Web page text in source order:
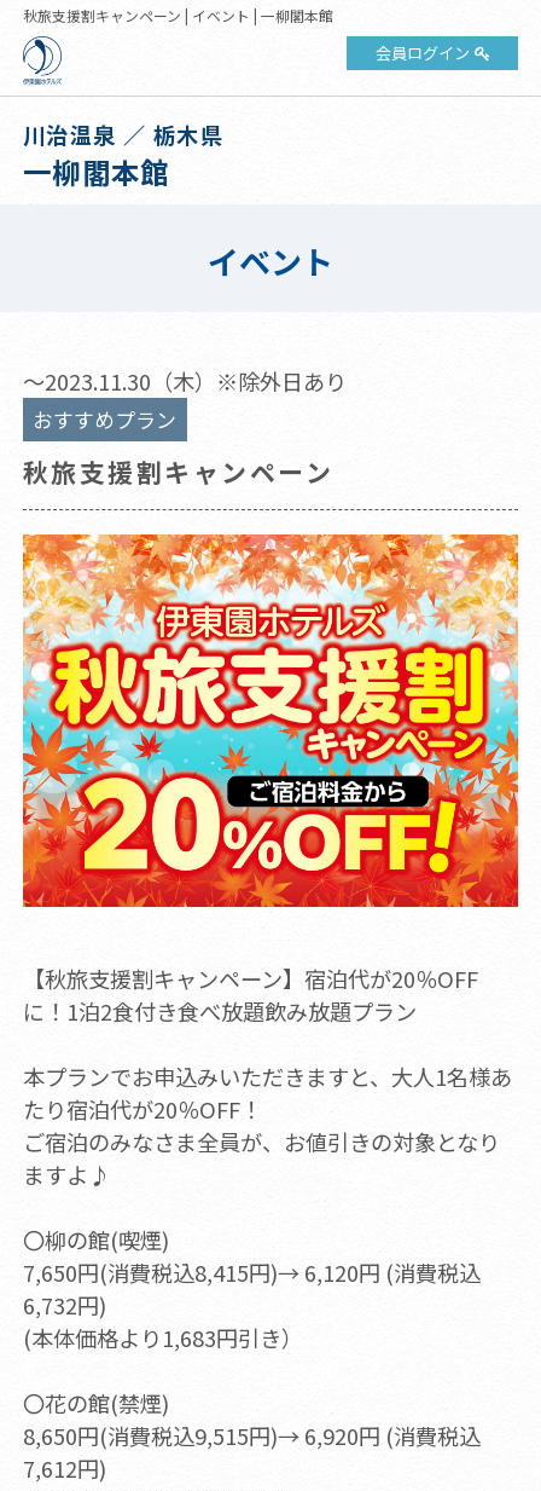
秋旅支援割キャンペーン | イベント | 一柳閣本館
会員ログイン
川治温泉 ／ 栃木県
一柳閣本館
イベント
～2023.11.30（木）※除外日あり
おすすめプラン
秋旅支援割キャンペーン
【秋旅支援割キャンペーン】宿泊代が20％OFF
に！1泊2食付き食べ放題飲み放題プラン
本プランでお申込みいただきますと、大人1名様あ
たり宿泊代が20％OFF！
ご宿泊のみなさま全員が、お値引きの対象となり
ますよ♪
〇柳の館(喫煙)
7,650円(消費税込8,415円)→ 6,120円 (消費税込
6,732円)
(本体価格より1,683円引き）
〇花の館(禁煙)
8,650円(消費税込9,515円)→ 6,920円 (消費税込
7,612円)